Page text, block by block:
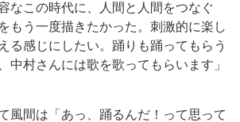
なこの時代に、人間と人間をつなぐ
もう一度描きたかった。刺激的に楽し
る感じにしたい。踊りも踊ってもらう
中村さんには歌を歌ってもらいます」
風間は「あっ、踊るんだ！って思って